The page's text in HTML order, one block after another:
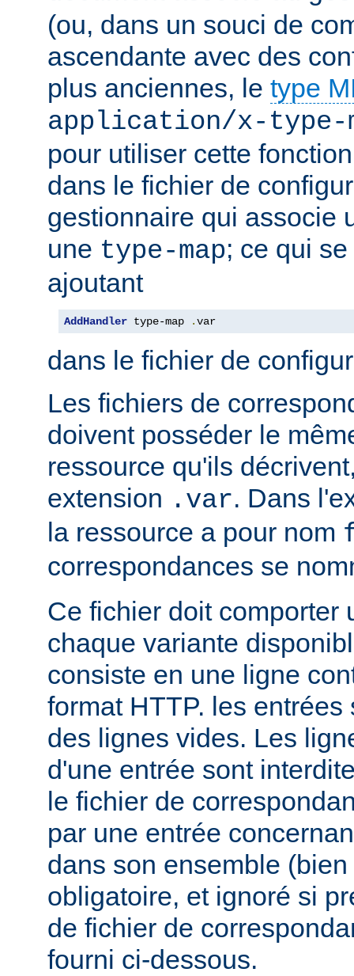
(ou, dans un souci de
ascendante avec des
plus anciennes, le type
application/x-type-
pour utiliser cette
dans le fichier de
gestionnaire qui associe
une type-map; ce qui
ajoutant
AddHandler type-map .var
dans le fichier de
Les fichiers de
doivent posséder le
ressource qu'ils
extension .var. Dans
la ressource a pour nom
correspondances se
Ce fichier doit comporter
chaque variante
consiste en une ligne
format HTTP. les
des lignes vides. Les
d'une entrée sont
le fichier de
par une entrée
dans son ensemble
obligatoire, et ignoré si
de fichier de
fourni ci-dessous.